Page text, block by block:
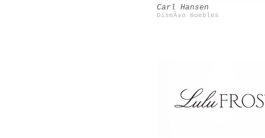
Carl Hansen
DiseÃ±o muebles
Le blog de Betty